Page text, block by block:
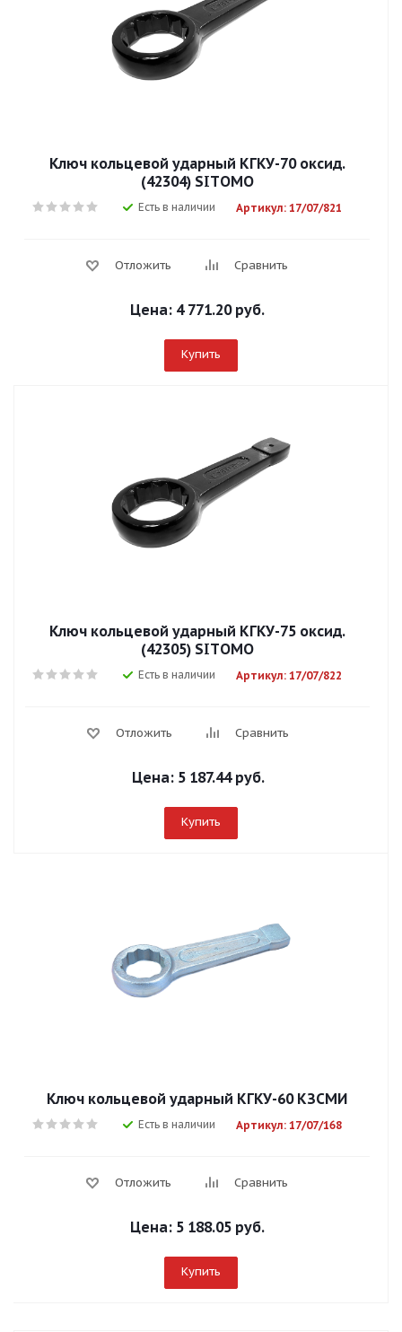
Ключ кольцевой ударный КГКУ-70 оксид.
(42304) SITОМО
Есть в наличии Артикул: 17/07/821
Отложить Сравнить
Цена: 4 771.20 руб.
Купить
Ключ кольцевой ударный КГКУ-75 оксид.
(42305) SITОМО
Есть в наличии Артикул: 17/07/822
Отложить Сравнить
Цена: 5 187.44 руб.
Купить
Ключ кольцевой ударный КГКУ-60 КЗСМИ
Есть в наличии Артикул: 17/07/168
Отложить Сравнить
Цена: 5 188.05 руб.
Купить